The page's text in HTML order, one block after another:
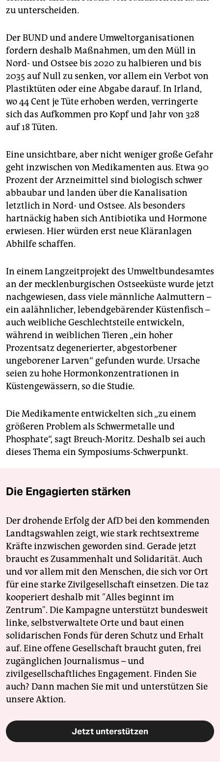
zu unterscheiden.
Der BUND und andere Umweltorganisationen
fordern deshalb Maßnahmen, um den Müll in
Nord- und Ostsee bis 2020 zu halbieren und bis
2035 auf Null zu senken, vor allem ein Verbot von
Plastiktüten oder eine Abgabe darauf. In Irland,
wo 44 Cent je Tüte erhoben werden, verringerte
sich das Aufkommen pro Kopf und Jahr von 328
auf 18 Tüten.
Eine unsichtbare, aber nicht weniger große Gefahr
geht inzwischen von Medikamenten aus. Etwa 90
Prozent der Arzneimittel sind biologisch schwer
abbaubar und landen über die Kanalisation
letztlich in Nord- und Ostsee. Als besonders
hartnäckig haben sich Antibiotika und Hormone
erwiesen. Hier würden erst neue Kläranlagen
Abhilfe schaffen.
In einem Langzeitprojekt des Umweltbundesamtes
an der mecklenburgischen Ostseeküste wurde jetzt
nachgewiesen, dass viele männliche Aalmuttern –
ein aalähnlicher, lebendgebärender Küstenfisch –
auch weibliche Geschlechtsteile entwickeln,
während in weiblichen Tieren „ein hoher
Prozentsatz degenerierter, abgestorbener
ungeborener Larven“ gefunden wurde. Ursache
seien zu hohe Hormonkonzentrationen in
Küstengewässern, so die Studie.
Die Medikamente entwickelten sich „zu einem
größeren Problem als Schwermetalle und
Phosphate“, sagt Breuch-Moritz. Deshalb sei auch
dieses Thema ein Symposiums-Schwerpunkt.
Die Engagierten stärken
Der drohende Erfolg der AfD bei den kommenden
Landtagswahlen zeigt, wie stark rechtsextreme
Kräfte inzwischen geworden sind. Gerade jetzt
braucht es Zusammenhalt und Solidarität. Auch
und vor allem mit den Menschen, die sich vor Ort
für eine starke Zivilgesellschaft einsetzen. Die taz
kooperiert deshalb mit "Alles beginnt im
Zentrum". Die Kampagne unterstützt bundesweit
linke, selbstverwaltete Orte und baut einen
solidarischen Fonds für deren Schutz und Erhalt
auf. Eine offene Gesellschaft braucht guten, frei
zugänglichen Journalismus – und
zivilgesellschaftliches Engagement. Finden Sie
auch? Dann machen Sie mit und unterstützen Sie
unsere Aktion.
Jetzt unterstützen